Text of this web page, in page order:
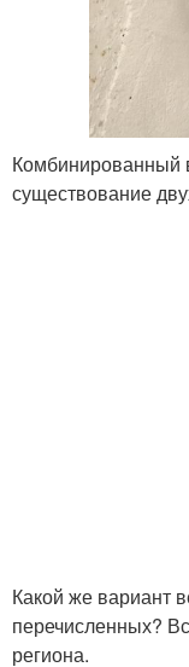
Комбинированный
существование
Какой же вариант
перечисленных?
региона.